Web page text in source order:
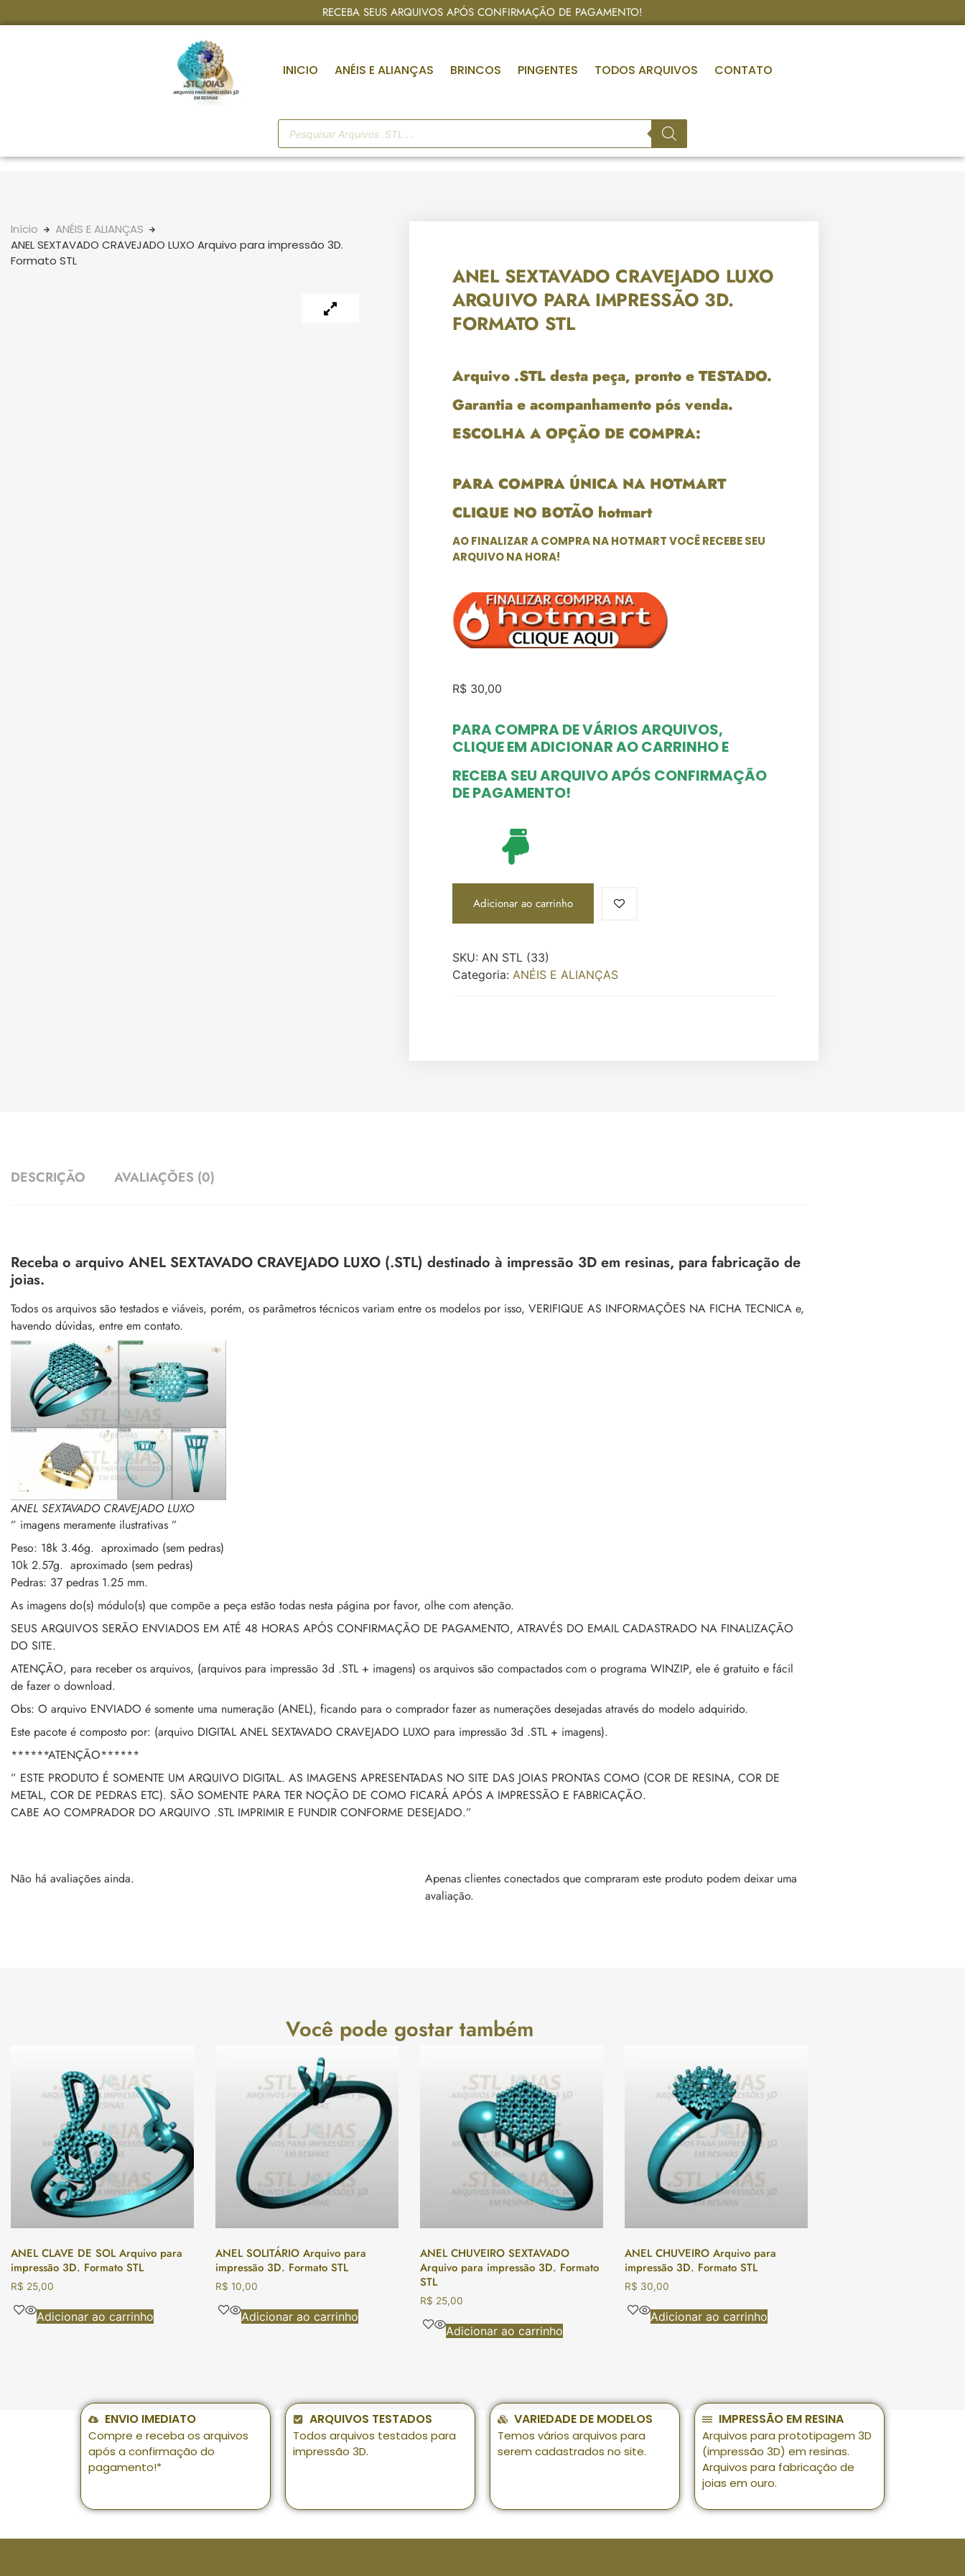
RECEBA SEUS ARQUIVOS APÓS CONFIRMAÇÃO DE PAGAMENTO!
INICIO ANÉIS E ALIANÇAS BRINCOS PINGENTES TODOS ARQUIVOS CONTATO
Início
ANÉIS E ALIANÇAS
ANEL SEXTAVADO CRAVEJADO LUXO Arquivo para impressão 3D.
Formato STL
ANEL SEXTAVADO CRAVEJADO LUXO
ARQUIVO PARA IMPRESSÃO 3D.
FORMATO STL
Arquivo .STL desta peça, pronto e TESTADO.
Garantia e acompanhamento pós venda.
ESCOLHA A OPÇÃO DE COMPRA:
PARA COMPRA ÚNICA NA HOTMART
CLIQUE NO BOTÃO hotmart
AO FINALIZAR A COMPRA NA HOTMART VOCÊ RECEBE SEU
ARQUIVO NA HORA!
R$ 30,00
PARA COMPRA DE VÁRIOS ARQUIVOS,
CLIQUE EM ADICIONAR AO CARRINHOE
RECEBA SEU ARQUIVO APÓS CONFIRMAÇÃO
DE PAGAMENTO!
Adicionar ao carrinho
SKU: AN STL (33)
Categoria: ANÉIS E ALIANÇAS
DESCRIÇÃO AVALIAÇÕES (0)
Receba o arquivo ANEL SEXTAVADO CRAVEJADO LUXO (.STL) destinado à impressão 3D em resinas, para fabricação de
joias.
Todos os arquivos são testados e viáveis, porém, os parâmetros técnicos variam entre os modelos por isso, VERIFIQUE AS INFORMAÇÕES NA FICHA TECNICA e,
havendo dúvidas, entre em contato.
ANEL SEXTAVADO CRAVEJADO LUXO
” imagens meramente ilustrativas ”
Peso: 18k 3.46g. aproximado (sem pedras)
10k 2.57g. aproximado (sem pedras)
Pedras: 37 pedras 1.25 mm.
As imagens do(s) módulo(s) que compõe a peça estão todas nesta página por favor, olhe com atenção.
SEUS ARQUIVOS SERÃO ENVIADOS EM ATÉ 48 HORAS APÓS CONFIRMAÇÃO DE PAGAMENTO, ATRAVÉS DO EMAIL CADASTRADO NA FINALIZAÇÃO
DO SITE.
ATENÇÃO, para receber os arquivos, (arquivos para impressão 3d .STL + imagens) os arquivos são compactados com o programa WINZIP, ele é gratuito e fácil
de fazer o download.
Obs: O arquivo ENVIADO é somente uma numeração (ANEL), ficando para o comprador fazer as numerações desejadas através do modelo adquirido.
Este pacote é composto por: (arquivo DIGITAL ANEL SEXTAVADO CRAVEJADO LUXO para impressão 3d .STL + imagens).
******ATENÇÃO******
” ESTE PRODUTO É SOMENTE UM ARQUIVO DIGITAL. AS IMAGENS APRESENTADAS NO SITE DAS JOIAS PRONTAS COMO (COR DE RESINA, COR DE
METAL, COR DE PEDRAS ETC). SÃO SOMENTE PARA TER NOÇÃO DE COMO FICARÁ APÓS A IMPRESSÃO E FABRICAÇÃO.
CABE AO COMPRADOR DO ARQUIVO .STL IMPRIMIR E FUNDIR CONFORME DESEJADO.”
Não há avaliações ainda.
Apenas clientes conectados que compraram este produto podem deixar uma
avaliação.
Você pode gostar também
ANEL CLAVE DE SOL Arquivo para
impressão 3D. Formato STL
R$ 25,00
Adicionar ao carrinho
ANEL SOLITÁRIO Arquivo para
impressão 3D. Formato STL
R$ 10,00
Adicionar ao carrinho
ANEL CHUVEIRO SEXTAVADO
Arquivo para impressão 3D. Formato
STL
R$ 25,00
Adicionar ao carrinho
ANEL CHUVEIRO Arquivo para
impressão 3D. Formato STL
R$ 30,00
Adicionar ao carrinho
ENVIO IMEDIATO
Compre e receba os arquivos
após a confirmação do
pagamento!*
ARQUIVOS TESTADOS
Todos arquivos testados para
impressão 3D.
VARIEDADE DE MODELOS
Temos vários arquivos para
serem cadastrados no site.
IMPRESSÃO EM RESINA
Arquivos para prototipagem 3D
(impressão 3D) em resinas.
Arquivos para fabricação de
joias em ouro.